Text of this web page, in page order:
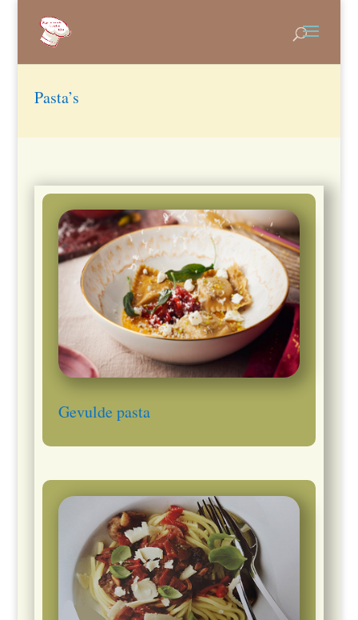
Pasta’s
Gevulde pasta